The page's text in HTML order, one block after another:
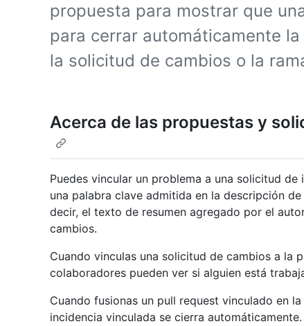
propuesta para mostrar que
para cerrar automáticamente
la solicitud de cambios o la
Acerca de las propuestas y
Puedes vincular un problema a una solicitud
una palabra clave admitida en la descripción
decir, el texto de resumen agregado por el
cambios.
Cuando vinculas una solicitud de cambios a la
colaboradores pueden ver si alguien está
Cuando fusionas un pull request vinculado en la
incidencia vinculada se cierra